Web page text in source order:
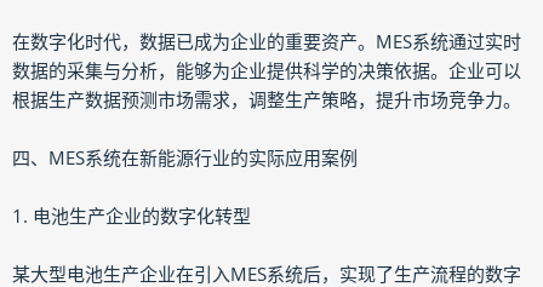
在数字化时代，数据已成为企业的重要资产。MES系统通过实时
数据的采集与分析，能够为企业提供科学的决策依据。企业可以
根据生产数据预测市场需求，调整生产策略，提升市场竞争力。
四、MES系统在新能源行业的实际应用案例
1. 电池生产企业的数字化转型
某大型电池生产企业在引入MES系统后，实现了生产流程的数字